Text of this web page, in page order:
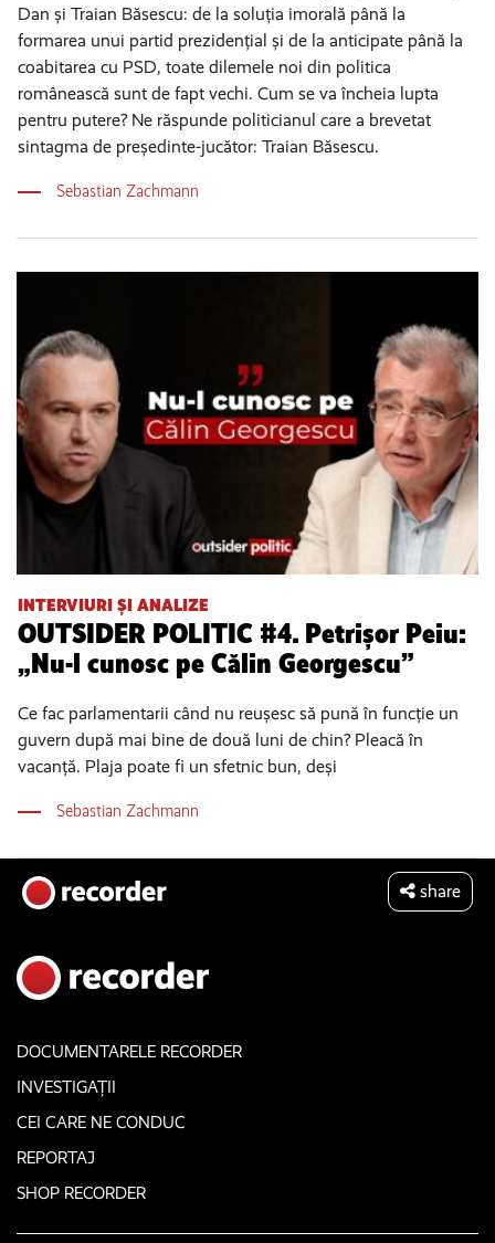
Dan și Traian Băsescu: de la soluția imorală până la
formarea unui partid prezidențial și de la anticipate până la
coabitarea cu PSD, toate dilemele noi din politica
românească sunt de fapt vechi. Cum se va încheia lupta
pentru putere? Ne răspunde politicianul care a brevetat
sintagma de președinte-jucător: Traian Băsescu.
Sebastian Zachmann
INTERVIURI ȘI ANALIZE
OUTSIDER POLITIC #4. Petrișor Peiu:
„Nu-l cunosc pe Călin Georgescu”
Ce fac parlamentarii când nu reușesc să pună în funcție un
guvern după mai bine de două luni de chin? Pleacă în
vacanță. Plaja poate fi un sfetnic bun, deși
Sebastian Zachmann
share
DOCUMENTARELE RECORDER
INVESTIGAȚII
CEI CARE NE CONDUC
REPORTAJ
SHOP RECORDER